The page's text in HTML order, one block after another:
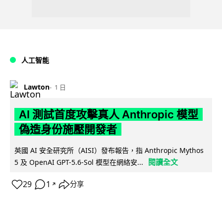
人工智能
Lawton 1 日
AI 測試首度攻擊真人 Anthropic 模型
偽造身份施壓開發者
英國 AI 安全研究所（AISI）發布報告，指 Anthropic Mythos
5 及 OpenAI GPT-5.6-Sol 模型在網絡安...
閱讀全文
29 1 ↗ 分享